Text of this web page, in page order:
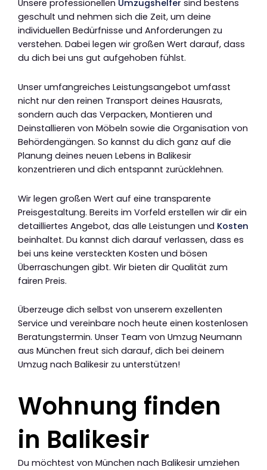
Unsere professionellen Umzugshelfer sind bestens
geschult und nehmen sich die Zeit, um deine
individuellen Bedürfnisse und Anforderungen zu
verstehen. Dabei legen wir großen Wert darauf, dass
du dich bei uns gut aufgehoben fühlst.
Unser umfangreiches Leistungsangebot umfasst
nicht nur den reinen Transport deines Hausrats,
sondern auch das Verpacken, Montieren und
Deinstallieren von Möbeln sowie die Organisation von
Behördengängen. So kannst du dich ganz auf die
Planung deines neuen Lebens in Balikesir
konzentrieren und dich entspannt zurücklehnen.
Wir legen großen Wert auf eine transparente
Preisgestaltung. Bereits im Vorfeld erstellen wir dir ein
detailliertes Angebot, das alle Leistungen und Kosten
beinhaltet. Du kannst dich darauf verlassen, dass es
bei uns keine versteckten Kosten und bösen
Überraschungen gibt. Wir bieten dir Qualität zum
fairen Preis.
Überzeuge dich selbst von unserem exzellenten
Service und vereinbare noch heute einen kostenlosen
Beratungstermin. Unser Team von Umzug Neumann
aus München freut sich darauf, dich bei deinem
Umzug nach Balikesir zu unterstützen!
Wohnung finden
in Balikesir
Du möchtest von München nach Balikesir umziehen